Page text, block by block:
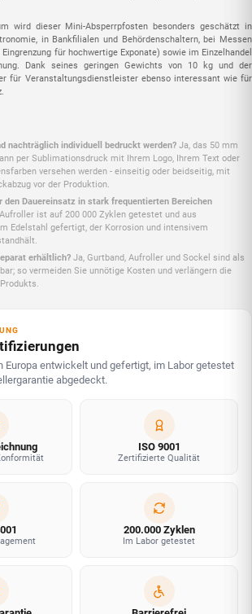
wird dieser Mini-Absperrpfosten besonders geschätzt in
in Bankfilialen und Behördenschaltern, bei Messen
für hochwertige Exponate) sowie im Einzelhandel
Dank seines geringen Gewichts von 10 kg und der
für Veranstaltungsdienstleister ebenso interessant wie für
nachträglich individuell bedruckt werden? Ja, das 50 mm
per Sublimationsdruck mit Ihrem Logo, Ihrem Text oder
versehen werden - einseitig oder beidseitig, mit
vor der Produktion.
den Dauereinsatz in stark frequentierten Bereichen
ist auf 200 000 Zyklen getestet und aus
Edelstahl gefertigt, der Korrosion und intensivem
erhältlich? Ja, Gurtband, Aufroller und Sockel sind als
so vermeiden Sie unnötige Kosten und verlängern die
Europa entwickelt und gefertigt, im Labor getestet
abgedeckt.
ISO 9001
Zertifizierte Qualität
200.000 Zyklen
Im Labor getestet